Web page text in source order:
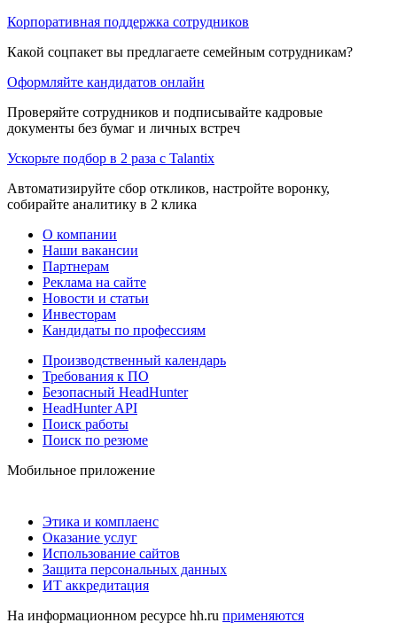
Корпоративная поддержка сотрудников
Какой соцпакет вы предлагаете семейным сотрудникам?
Оформляйте кандидатов онлайн
Проверяйте сотрудников и подписывайте кадровые
документы без бумаг и личных встреч
Ускорьте подбор в 2 раза с Talantix
Автоматизируйте сбор откликов, настройте воронку,
собирайте аналитику в 2 клика
О компании
Наши вакансии
Партнерам
Реклама на сайте
Новости и статьи
Инвесторам
Кандидаты по профессиям
Производственный календарь
Требования к ПО
Безопасный HeadHunter
HeadHunter API
Поиск работы
Поиск по резюме
Мобильное приложение
Этика и комплаенс
Оказание услуг
Использование сайтов
Защита персональных данных
ИТ аккредитация
На информационном ресурсе hh.ru применяются